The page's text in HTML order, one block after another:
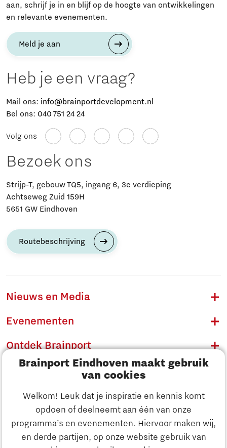
Brainport Eindhoven maakt gebruik
van cookies
Welkom! Leuk dat je inspiratie en kennis komt
opdoen of deelneemt aan één van onze
programma’s en evenementen. Hiervoor maken wij,
en derde partijen, op onze website gebruik van
Ontdek Brainport
aan, schrijf je in en blijf op de hoogte van ontwikkelingen
en relevante evenementen.
Meld je aan
Heb je een vraag?
Mail ons: info@brainportdevelopment.nl
Bel ons: 040 751 24 24
Volg ons
Bezoek ons
Strijp-T, gebouw TQ5, ingang 6, 3e verdieping
Achtseweg Zuid 159H
5651 GW Eindhoven
Routebeschrijving
Nieuws en Media
Evenementen
Ontdek Brainport
Innovatie
Ondernemen
Onderwijs
Maatschappelijk